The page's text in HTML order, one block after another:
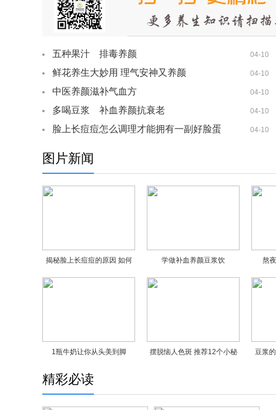
五种果汁 排毒养颜 04-10
鲜花养生大妙用 理气安神又养颜 04-10
中医养颜滋补气血方 04-10
多喝豆浆 补血养颜抗衰老 04-10
脸上长痘痘怎么调理才能拥有一副好脸蛋 04-10
图片新闻
揭秘脸上长痘痘的原因 如何
学做补血养颜豆浆饮 熬
1瓶牛奶让你从头美到脚
摆脱恼人色斑 推荐12个小秘
豆浆
精彩必读